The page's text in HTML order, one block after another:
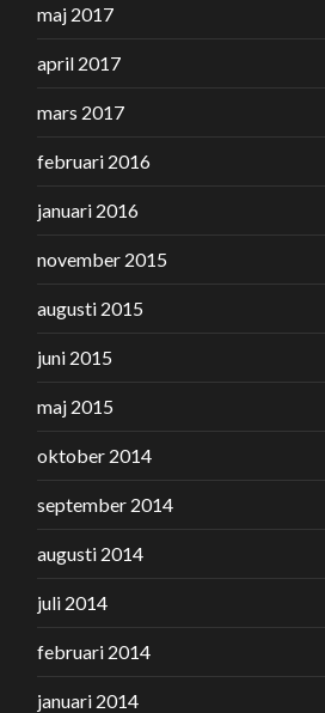
maj 2017
april 2017
mars 2017
februari 2016
januari 2016
november 2015
augusti 2015
juni 2015
maj 2015
oktober 2014
september 2014
augusti 2014
juli 2014
februari 2014
januari 2014